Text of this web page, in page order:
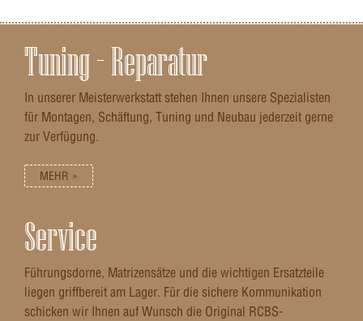
Tuning – Reparatur
In unserer Meisterwerkstatt stehen Ihnen unsere Spezialisten
für Montagen, Schäftung, Tuning und Neubau jederzeit gerne
zur Verfügung.
MEHR »
Service
Führungsdorne, Matrizensätze und die wichtigen Ersatzteile
liegen griffbereit am Lager. Für die sichere Kommunikation
schicken wir Ihnen auf Wunsch die Original RCBS-